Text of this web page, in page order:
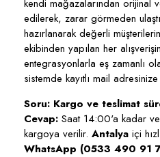
kendi mağazalarından orijinal
edilerek, zarar görmeden
hazırlanarak değerli
ekibinden yapılan her
entegrasyonlarla eş zamanlı
sistemde kayıtlı mail
Soru: Kargo ve teslimat
Cevap: Saat 14:00'a kadar
kargoya verilir. Antalya içi
WhatsApp (0533 490 91